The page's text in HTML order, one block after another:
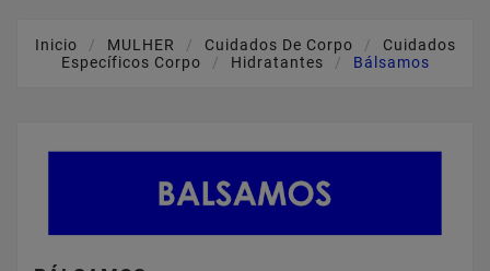
Inicio MULHER Cuidados De Corpo
Cuidados
Específicos Corpo
Hidratantes Bálsamos